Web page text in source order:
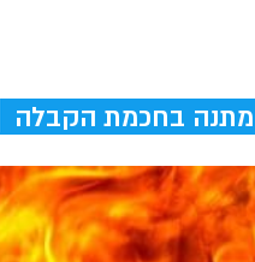
מתנה בחכמת הקבלה